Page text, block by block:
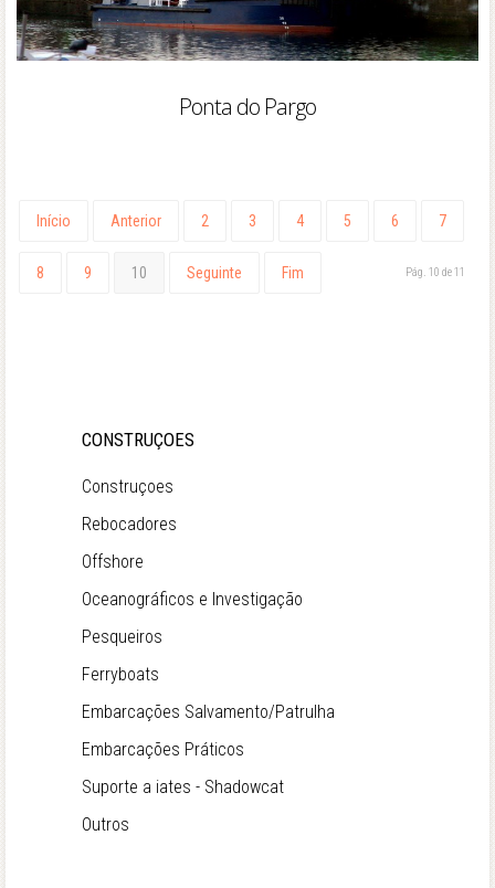
Ponta do Pargo
Início Anterior 2 3 4 5 6 7
8 9 10 Seguinte Fim Pág. 10 de 11
CONSTRUÇOES
Construçoes
Rebocadores
Offshore
Oceanográficos e Investigação
Pesqueiros
Ferryboats
Embarcações Salvamento/Patrulha
Embarcações Práticos
Suporte a iates - Shadowcat
Outros